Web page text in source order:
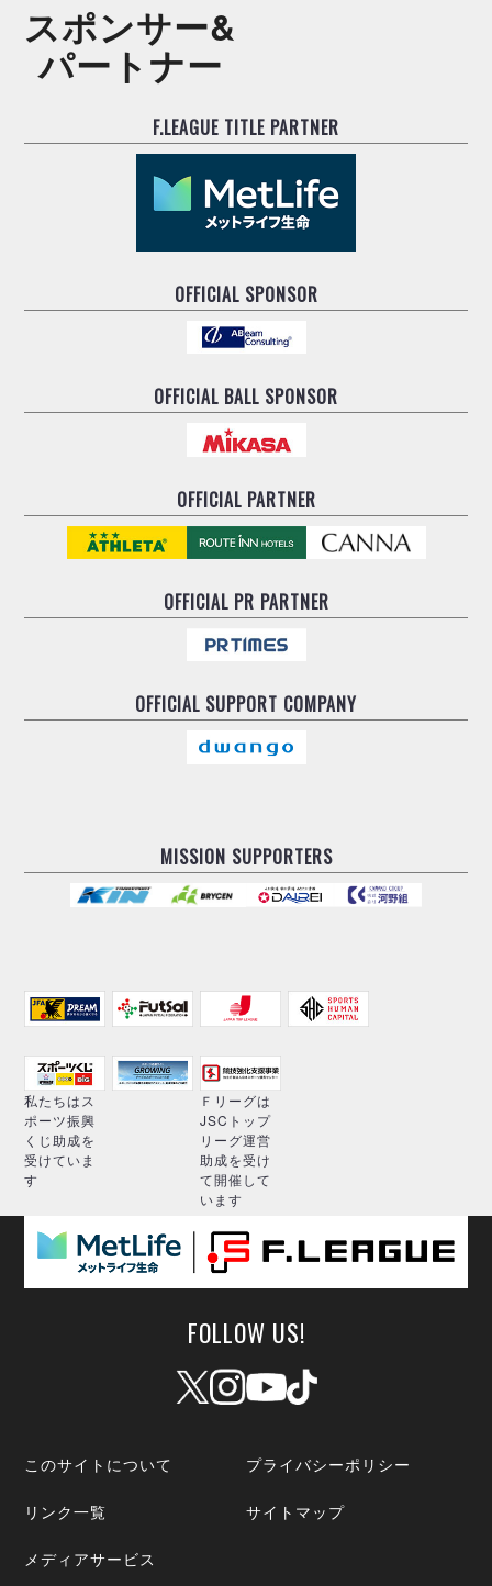
スポンサー&
パートナー
F.LEAGUE TITLE PARTNER
OFFICIAL SPONSOR
OFFICIAL BALL SPONSOR
OFFICIAL PARTNER
OFFICIALPR PARTNER
OFFICIAL SUPPORT COMPANY
MISSION SUPPORTERS
私たちはス
ポーツ振興
くじ助成を
受けていま
す
Ｆリーグは
JSCトップ
リーグ運営
助成を受け
て開催して
います
FOLLOW US!
このサイトについて プライバシーポリシー
リンク一覧 サイトマップ
メディアサービス